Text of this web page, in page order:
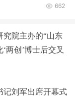
662
究院主办的“山东
两创’博士后交叉
刘军出席开幕式